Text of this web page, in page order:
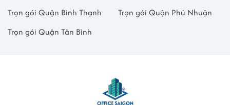
Trọn gói Quận Bình Thạnh
Trọn gói Quận Phú Nhuận
Trọn gói Quận Tân Bình